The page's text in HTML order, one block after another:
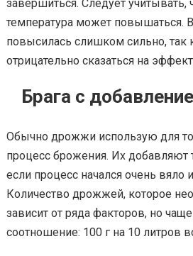
завершиться. Следует учитывать,
температура может повышаться.
повысилась слишком сильно, так
отрицательно сказаться на
Брага с
Обычно дрожжи использую для
процесс брожения. Их добавляют
если процесс начался очень вяло
Количество дрожжей, которое
зависит от ряда факторов, но
соотношение: 100 г на 10 литров